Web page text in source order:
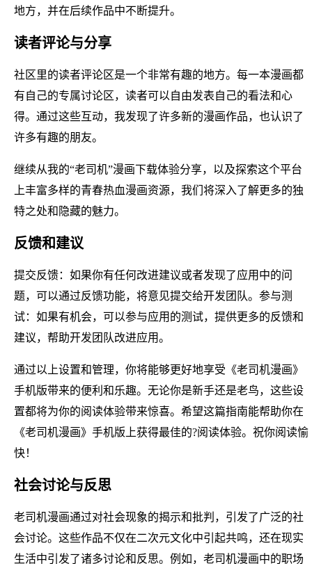
地方，并在后续作品中不断提升。
读者评论与分享
社区里的读者评论区是一个非常有趣的地方。每一本漫画都
有自己的专属讨论区，读者可以自由发表自己的看法和心
得。通过这些互动，我发现了许多新的漫画作品，也认识了
许多有趣的朋友。
继续从我的“老司机”漫画下载体验分享，以及探索这个平台
上丰富多样的青春热血漫画资源，我们将深入了解更多的独
特之处和隐藏的魅力。
反馈和建议
提交反馈：如果你有任何改进建议或者发现了应用中的问
题，可以通过反馈功能，将意见提交给开发团队。参与测
试：如果有机会，可以参与应用的测试，提供更多的反馈和
建议，帮助开发团队改进应用。
通过以上设置和管理，你将能够更好地享受《老司机漫画》
手机版带来的便利和乐趣。无论你是新手还是老鸟，这些设
置都将为你的阅读体验带来惊喜。希望这篇指南能帮助你在
《老司机漫画》手机版上获得最佳的?阅读体验。祝你阅读愉
快！
社会讨论与反思
老司机漫画通过对社会现象的揭示和批判，引发了广泛的社
会讨论。这些作品不仅在二次元文化中引起共鸣，还在现实
生活中引发了诸多讨论和反思。例如，老司机漫画中的职场